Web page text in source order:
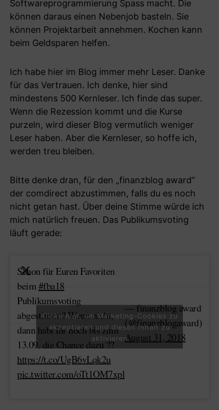
Softwareprogrammierung Spass macht. Die
können daraus einen Nebenjob basteln. Sie
können Projektarbeit annehmen. Kochen kann
beim Geldsparen helfen.
Ich habe hier im Blog immer mehr Leser. Danke
für das Vertrauen. Ich denke, hier sind
mindestens 500 Kernleser. Ich finde das super.
Wenn die Rezession kommt und die Kurse
purzeln, wird dieser Blog vermutlich weniger
Leser haben. Aber die Kernleser, so hoffe ich,
werden treu bleiben.
Bitte denke dran, für den „finanzblog award“
der comdirect abzustimmen, falls du es noch
nicht getan hast. Über deine Stimme würde ich
mich natürlich freuen. Das Publikumsvoting
läuft gerade:
Schon für Euren Favoriten
beim#fba18
Publikumsvoting
abgestimmt? Wenn nicht,
dann habt ihr noch bis zum
13.09. die Chance dazu ??
https://t.co/UgB6vLqk2u
pic.twitter.com/oTt1OM7xpl
— finanzblog award
(@finanzblogaward)
August 31, 2018
Klicke hier, um Marketing-Cookies zu
akzeptieren und diesen Inhalt zu
aktivieren